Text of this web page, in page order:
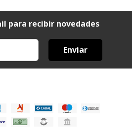
para recibir novedades
Enviar